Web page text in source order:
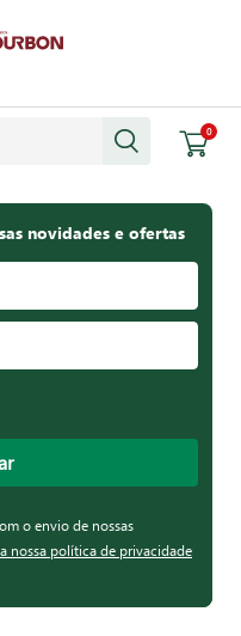
0
novidades e ofertas
o envio de nossas
nossa política de privacidade